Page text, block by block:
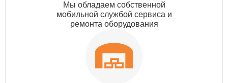
Мы обладаем собственной
мобильной службой сервиса и
ремонта оборудования